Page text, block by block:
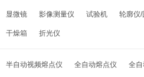
显微镜 影像测量仪 试验机 轮廓仪/
干燥箱 折光仪
半自动视频熔点仪 全自动熔点仪 全